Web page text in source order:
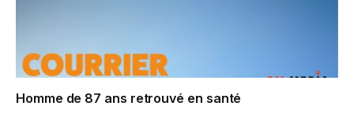
Homme de 87 ans retrouvé en santé